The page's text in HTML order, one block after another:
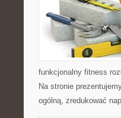
funkcjonalny fitness
Na stronie
ogólną, zredukować